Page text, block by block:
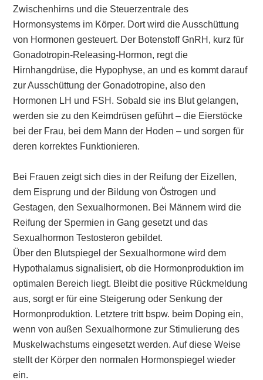
Zwischenhirns und die Steuerzentrale des
Hormonsystems im Körper. Dort wird die Ausschüttung
von Hormonen gesteuert. Der Botenstoff GnRH, kurz für
Gonadotropin-Releasing-Hormon, regt die
Hirnhangdrüse, die Hypophyse, an und es kommt darauf
zur Ausschüttung der Gonadotropine, also den
Hormonen LH und FSH. Sobald sie ins Blut gelangen,
werden sie zu den Keimdrüsen geführt – die Eierstöcke
bei der Frau, bei dem Mann der Hoden – und sorgen für
deren korrektes Funktionieren.
Bei Frauen zeigt sich dies in der Reifung der Eizellen,
dem Eisprung und der Bildung von Östrogen und
Gestagen, den Sexualhormonen. Bei Männern wird die
Reifung der Spermien in Gang gesetzt und das
Sexualhormon Testosteron gebildet.
Über den Blutspiegel der Sexualhormone wird dem
Hypothalamus signalisiert, ob die Hormonproduktion im
optimalen Bereich liegt. Bleibt die positive Rückmeldung
aus, sorgt er für eine Steigerung oder Senkung der
Hormonproduktion. Letztere tritt bspw. beim Doping ein,
wenn von außen Sexualhormone zur Stimulierung des
Muskelwachstums eingesetzt werden. Auf diese Weise
stellt der Körper den normalen Hormonspiegel wieder
ein.